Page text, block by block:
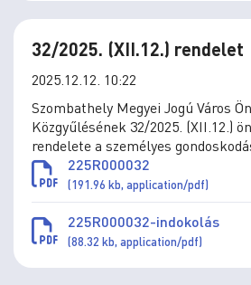
32/2025. (XII.12.) rendelet
2025.12.12. 10:22
Szombathely Megyei Jogú Város
Közgyűlésének 32/2025. (XII.12.)
rendelete a személyes
és gyermekjóléti ellátások térítési
11/1993. (IV.1.) önkormányzati
225R000032
(191.96 kb, application/pdf)
225R000032-indokolás
(88.32 kb, application/pdf)